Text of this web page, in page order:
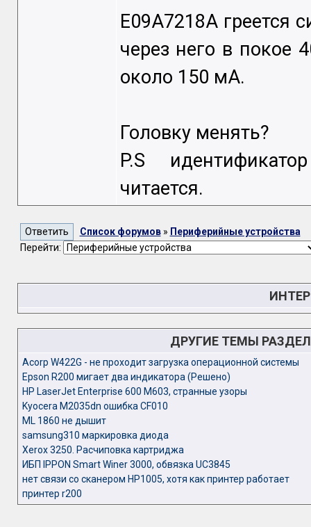
E09A7218A греется
через него в покое
около 150 мА.
Головку менять?
P.S
читается.
Список форумов» Периферийные устройства
Перейти:
ДРУГИЕ ТЕМЫ
Acorp W422G - не проходит загрузка операционной системы
Epson R200 мигает два индикатора (Решено)
HP LaserJet Enterprise 600 M603, странные узоры
Kyocera M2035dn ошибка CF010
ML 1860 не дышит
samsung310 маркировка диода
Xerox 3250. Расчиповка картриджа
ИБП IPPON Smart Winer 3000, обвязка UC3845
нет связи со сканером HP1005, хотя как принтер работает
принтер r200